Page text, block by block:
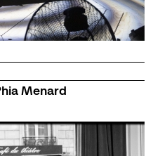
Menard